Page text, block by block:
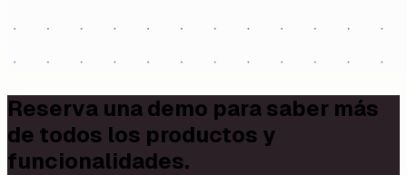
Reserva una demo para saber más
de todos los productos y
funcionalidades.